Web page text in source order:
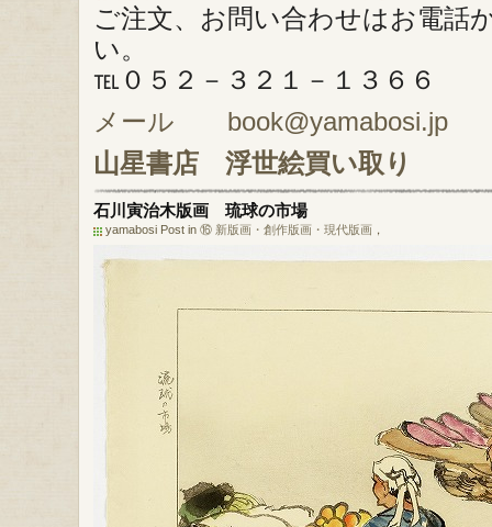
ご注文、お問い合わせはお電話
い。
℡０５２－３２１－１３６６
メール book@yamabosi.jp
山星書店
浮世絵買い取り
石川寅治木版画 琉球の市場
yamabosi Post in ⑯ 新版画・創作版画・現代版画 ，